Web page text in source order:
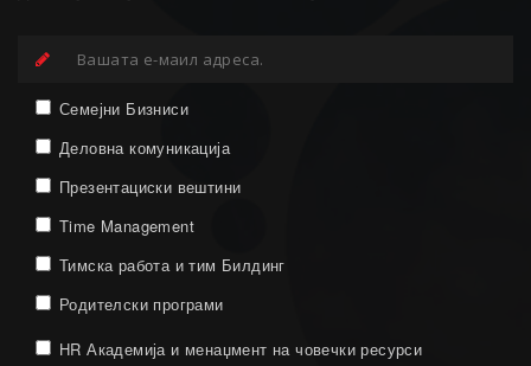
Семејни Бизниси
Деловна комуникација
Презентациски вештини
Time Management
Тимска работа и тим Билдинг
Родителски програми
HR Академија и менаџмент на човечки ресурси